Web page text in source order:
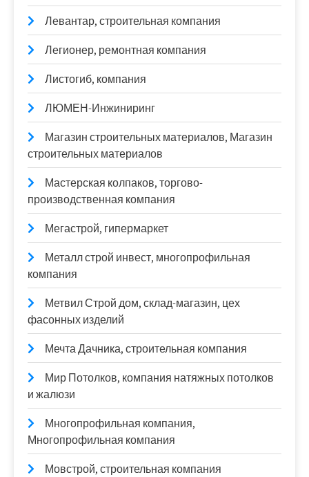
Левантар, строительная компания
Легионер, ремонтная компания
Листогиб, компания
ЛЮМЕН-Инжиниринг
Магазин строительных материалов, Магазин
строительных материалов
Мастерская колпаков, торгово-
производственная компания
Мегастрой, гипермаркет
Металл строй инвест, многопрофильная
компания
Метвил Строй дом, склад-магазин, цех
фасонных изделий
Мечта Дачника, строительная компания
Мир Потолков, компания натяжных потолков
и жалюзи
Многопрофильная компания,
Многопрофильная компания
Мовстрой, строительная компания